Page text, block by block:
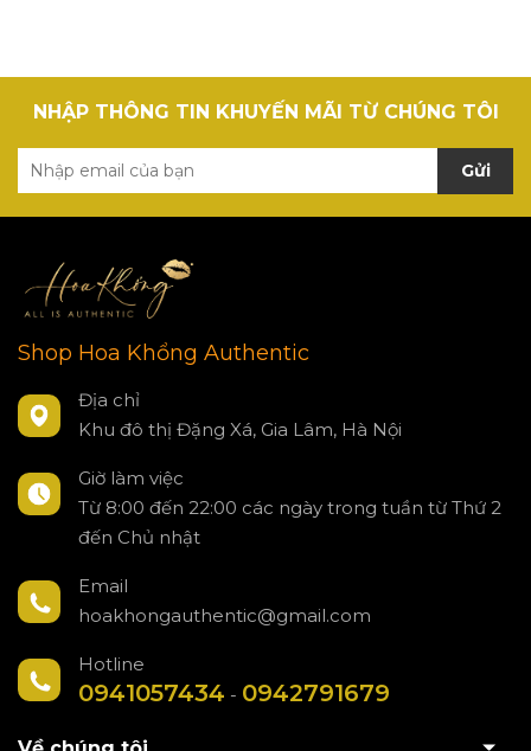
NHẬP THÔNG TIN KHUYẾN MÃI TỪ CHÚNG TÔI
Gửi
Shop Hoa Khổng Authentic
Địa chỉ
Khu đô thị Đặng Xá, Gia Lâm, Hà Nội
Giờ làm việc
Từ 8:00 đến 22:00 các ngày trong tuần từ Thứ 2
đến Chủ nhật
Email
hoakhongauthentic@gmail.com
Hotline
0941057434 - 0942791679